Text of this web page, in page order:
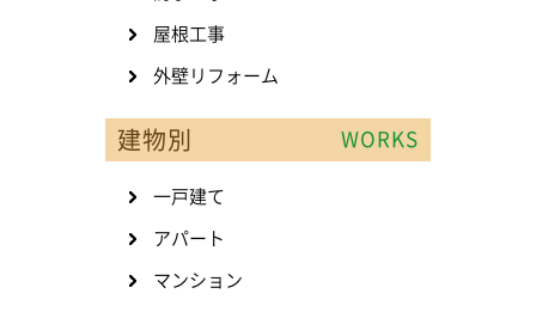
屋根工事
外壁リフォーム
建物別 WORKS
一戸建て
アパート
マンション